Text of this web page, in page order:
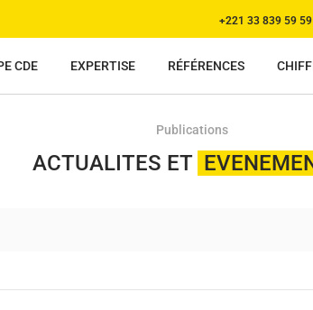
+221 33 839 59 59
CDE EXPERTISE RÉFÉRENCES
Publications
ACTUALITES ET